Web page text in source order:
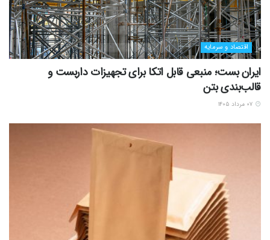
اقتصاد و سرمایه
ایران بست؛ منبعی قابل اتکا برای تجهیزات داربست و
قالب‌بندی بتن